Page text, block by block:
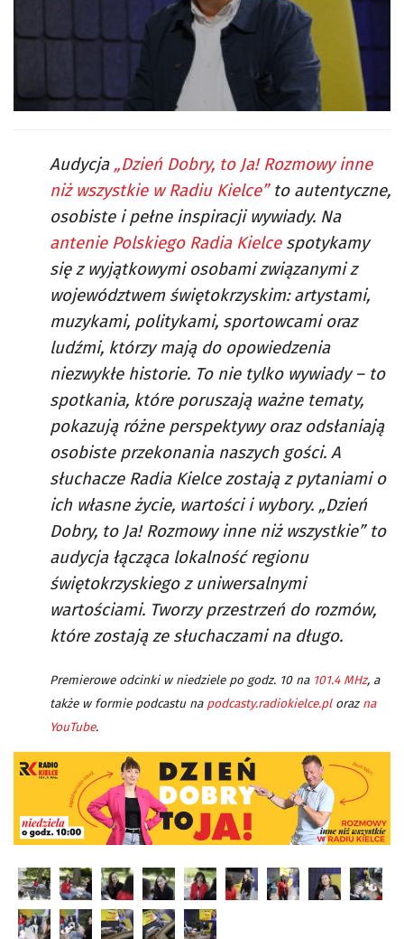
Audycja „Dzień Dobry, to Ja! Rozmowy inne
niż wszystkie w Radiu Kielce”to autentyczne,
osobiste i pełne inspiracji wywiady. Na
antenie Polskiego Radia Kielcespotykamy
się z wyjątkowymi osobami związanymi z
województwem świętokrzyskim: artystami,
muzykami, politykami, sportowcami oraz
ludźmi, którzy mają do opowiedzenia
niezwykłe historie. To nie tylko wywiady – to
spotkania, które poruszają ważne tematy,
pokazują różne perspektywy oraz odsłaniają
osobiste przekonania naszych gości. A
słuchacze Radia Kielce zostają z pytaniami o
ich własne życie, wartości i wybory. „Dzień
Dobry, to Ja! Rozmowy inne niż wszystkie” to
audycja łącząca lokalność regionu
świętokrzyskiego z uniwersalnymi
wartościami. Tworzy przestrzeń do rozmów,
które zostają ze słuchaczami na długo.
Premierowe odcinki w niedziele po godz. 10 na 101.4 MHz, a
także w formie podcastu na podcasty.radiokielce.ploraz na
YouTube.